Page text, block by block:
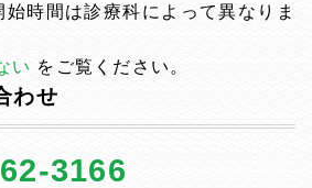
時間は診療科によって異なりま
い をご覧ください。
わせ
3166